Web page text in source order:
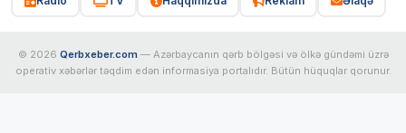
© 2026 Qerbxeber.com — Azərbaycanın qərb bölgəsi və ölkə gündəmi üzrə
operativ xəbərlər təqdim edən informasiya portalıdır. Bütün hüquqlar qorunur.